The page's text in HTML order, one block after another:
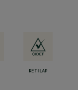
RETILAP